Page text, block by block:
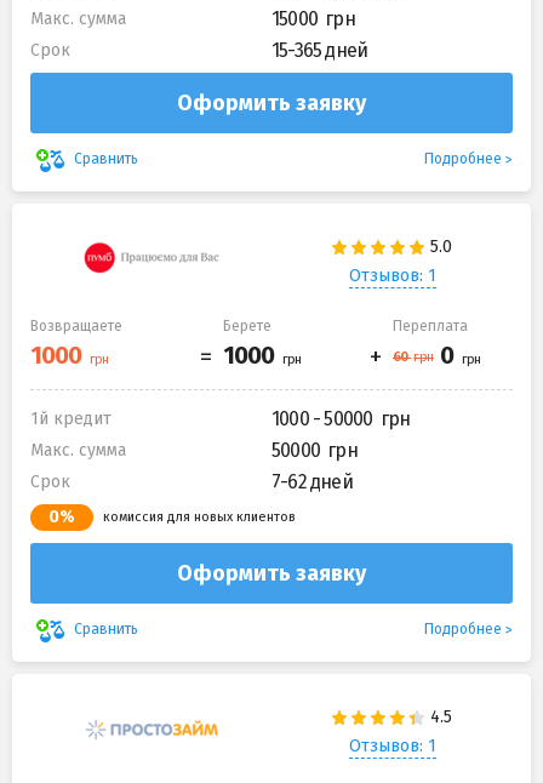
Макс. сумма 15000
Срок 15-365 дней
Оформить заявку
Сравнить Подробнее
Отзывов: 1
Возвращаете Берете Переплата
1й кредит 1000 - 50000
Макс. сумма 50000
Срок 7-62 дней
0% комиссия для новых клиентов
Оформить заявку
Сравнить Подробнее
Отзывов: 1